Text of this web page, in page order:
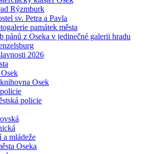
Rýzmburk
sv. Petra a Pavla
památek města
pánů z Oseka v jedinečné galerii hradu
2026
Osek
policie
a mládeže
Oseka